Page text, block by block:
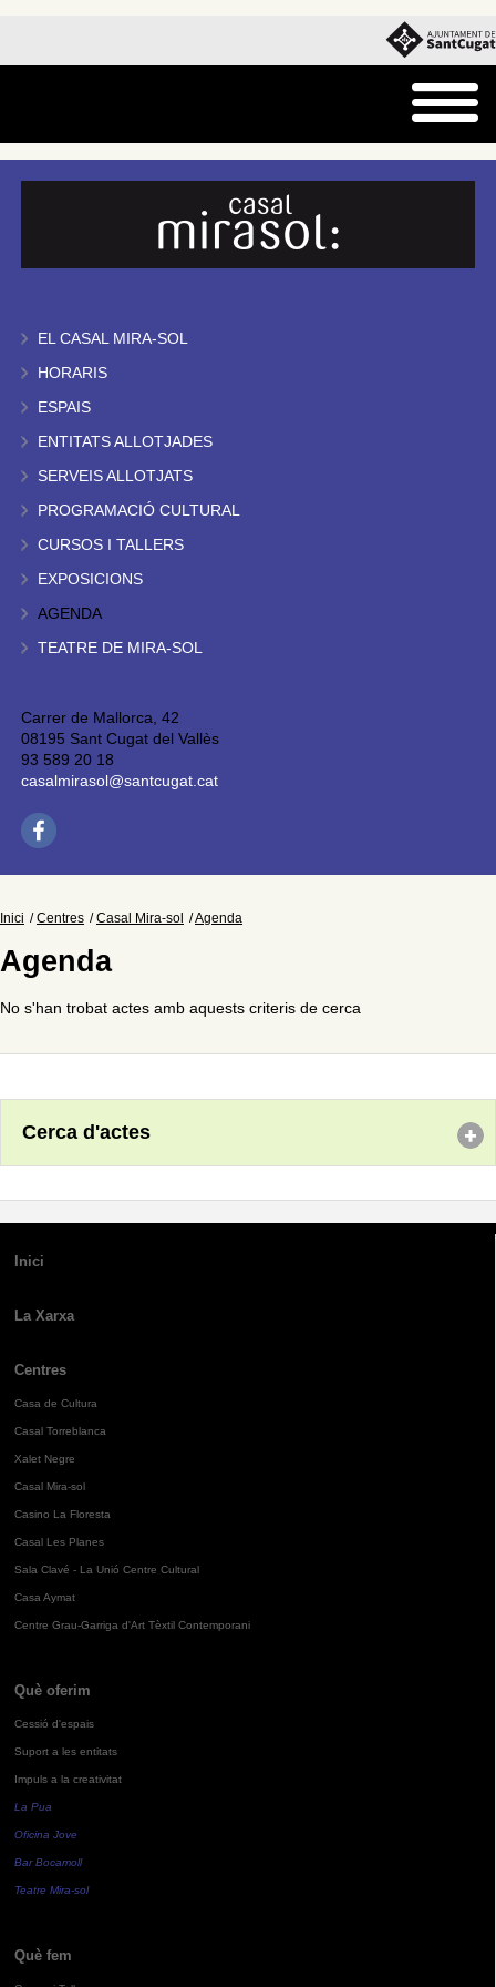
EL CASAL MIRA-SOL
HORARIS
ESPAIS
ENTITATS ALLOTJADES
SERVEIS ALLOTJATS
PROGRAMACIÓ CULTURAL
CURSOS I TALLERS
EXPOSICIONS
AGENDA
TEATRE DE MIRA-SOL
Carrer de Mallorca, 42
08195 Sant Cugat del Vallès
93 589 20 18
casalmirasol@santcugat.cat
Inici Centres Casal Mira-sol Agenda
Agenda
No s'han trobat actes amb aquests criteris de cerca
Cerca d'actes
Inici
La Xarxa
Centres
Casa de Cultura
Casal Torreblanca
Xalet Negre
Casal Mira-sol
Casino La Floresta
Casal Les Planes
Sala Clavé - La Unió Centre Cultural
Casa Aymat
Centre Grau-Garriga d'Art Tèxtil Contemporani
Què oferim
Cessió d'espais
Suport a les entitats
Impuls a la creativitat
La Pua
Oficina Jove
Bar Bocamoll
Teatre Mira-sol
Què fem